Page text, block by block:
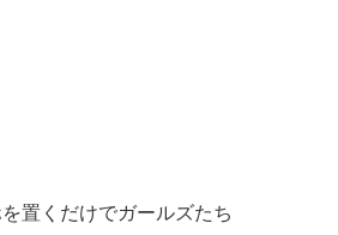
置くだけでガールズたち